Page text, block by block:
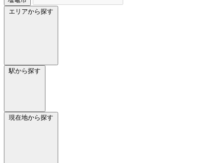
エリアから探す
駅から探す
現在地から探す